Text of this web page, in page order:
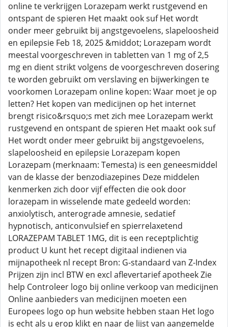
online te verkrijgen Lorazepam werkt rustgevend en
ontspant de spieren Het maakt ook suf Het wordt
onder meer gebruikt bij angstgevoelens, slapeloosheid
en epilepsie Feb 18, 2025 &middot; Lorazepam wordt
meestal voorgeschreven in tabletten van 1 mg of 2,5
mg en dient strikt volgens de voorgeschreven dosering
te worden gebruikt om verslaving en bijwerkingen te
voorkomen Lorazepam online kopen: Waar moet je op
letten? Het kopen van medicijnen op het internet
brengt risico&rsquo;s met zich mee Lorazepam werkt
rustgevend en ontspant de spieren Het maakt ook suf
Het wordt onder meer gebruikt bij angstgevoelens,
slapeloosheid en epilepsie Lorazepam kopen
Lorazepam (merknaam: Temesta) is een geneesmiddel
van de klasse der benzodiazepines Deze middelen
kenmerken zich door vijf effecten die ook door
lorazepam in wisselende mate gedeeld worden:
anxiolytisch, anterograde amnesie, sedatief
hypnotisch, anticonvulsief en spierrelaxetend
LORAZEPAM TABLET 1MG, dit is een receptplichtig
product U kunt het recept digitaal indienen via
mijnapotheek nl recept Bron: G-standaard van Z-Index
Prijzen zijn incl BTW en excl aflevertarief apotheek Zie
help Controleer logo bij online verkoop van medicijnen
Online aanbieders van medicijnen moeten een
Europees logo op hun website hebben staan Het logo
is echt als u erop klikt en naar de lijst van aangemelde